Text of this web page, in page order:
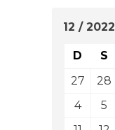
12 / 2022
D S
27
28
4
5